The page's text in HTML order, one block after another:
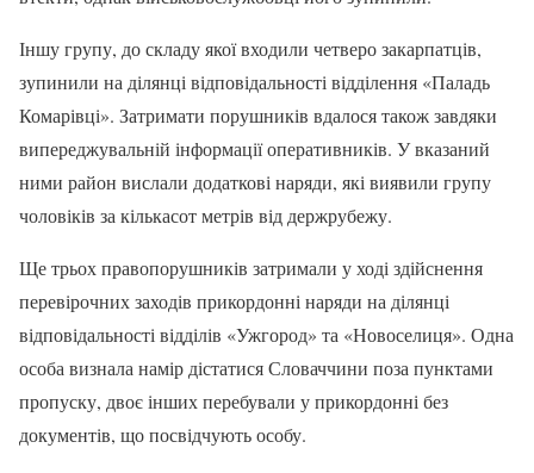
Іншу групу, до складу якої входили четверо закарпатців,
зупинили на ділянці відповідальності відділення «Паладь
Комарівці». Затримати порушників вдалося також завдяки
випереджувальній інформації оперативників. У вказаний
ними район вислали додаткові наряди, які виявили групу
чоловіків за кількасот метрів від держрубежу.
Ще трьох правопорушників затримали у ході здійснення
перевірочних заходів прикордонні наряди на ділянці
відповідальності відділів «Ужгород» та «Новоселиця». Одна
особа визнала намір дістатися Словаччини поза пунктами
пропуску, двоє інших перебували у прикордонні без
документів, що посвідчують особу.